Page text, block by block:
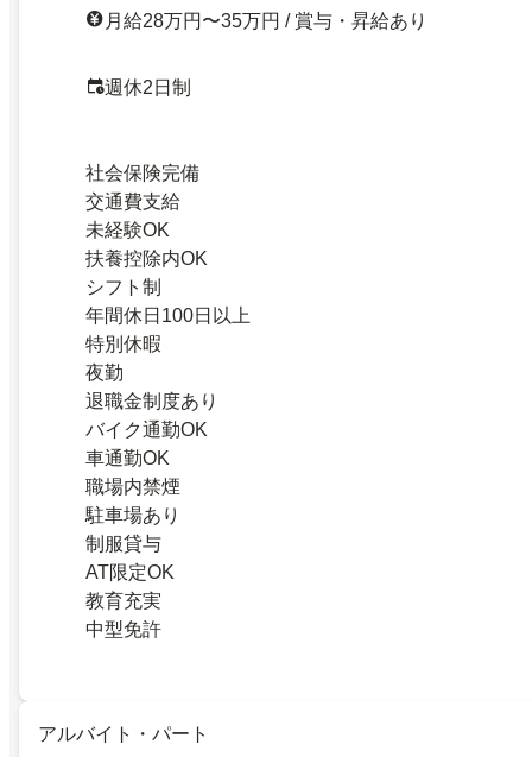
月給28万円〜35万円 / 賞与・昇給あり
週休2日制
社会保険完備
交通費支給
未経験OK
扶養控除内OK
シフト制
年間休日100日以上
特別休暇
夜勤
退職金制度あり
バイク通勤OK
車通勤OK
職場内禁煙
駐車場あり
制服貸与
AT限定OK
教育充実
中型免許
アルバイト・パート